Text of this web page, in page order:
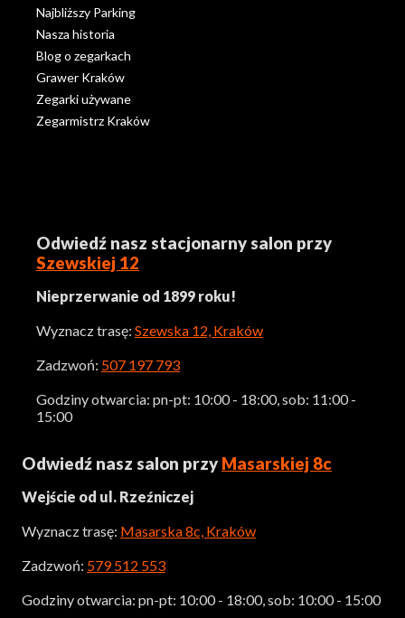
Najbliższy Parking
Nasza historia
Blog o zegarkach
Grawer Kraków
Zegarki używane
Zegarmistrz Kraków
Odwiedź nasz stacjonarny salon przy
Szewskiej 12
Nieprzerwanie od 1899 roku!
Wyznacz trasę: Szewska 12, Kraków
Zadzwoń: 507 197 793
Godziny otwarcia: pn-pt: 10:00 - 18:00, sob: 11:00 -
15:00
Odwiedź nasz salon przy Masarskiej 8c
Wejście od ul. Rzeźniczej
Wyznacz trasę: Masarska 8c, Kraków
Zadzwoń: 579 512 553
Godziny otwarcia: pn-pt: 10:00 - 18:00, sob: 10:00 - 15:00